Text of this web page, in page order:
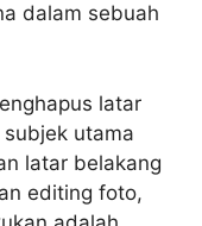
dalam sebuah
latar
utama
latar belakang
editing foto,